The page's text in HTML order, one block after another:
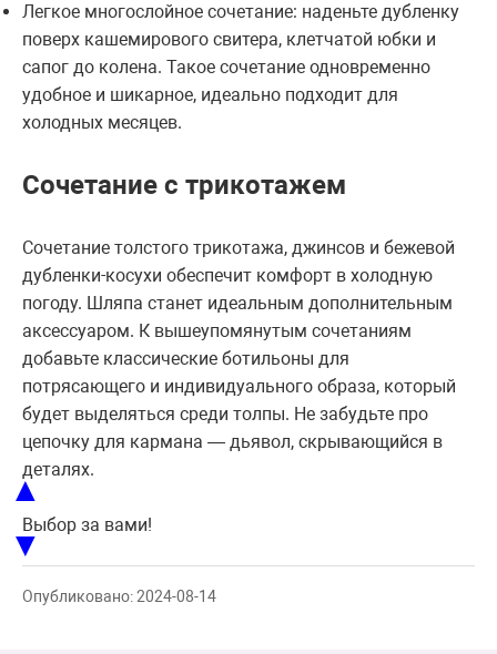
Легкое многослойное сочетание: наденьте дубленку
поверх кашемирового свитера, клетчатой ​​юбки и
сапог до колена. Такое сочетание одновременно
удобное и шикарное, идеально подходит для
холодных месяцев.
Сочетание с трикотажем
Сочетание толстого трикотажа, джинсов и бежевой
дубленки-косухи обеспечит комфорт в холодную
погоду. Шляпа станет идеальным дополнительным
аксессуаром. К вышеупомянутым сочетаниям
добавьте классические ботильоны для
потрясающего и индивидуального образа, который
будет выделяться среди толпы. Не забудьте про
цепочку для кармана — дьявол, скрывающийся в
деталях.
Выбор за вами!
Опубликовано: 2024-08-14
▲
▼